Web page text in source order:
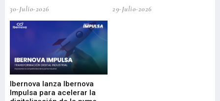
30-Julio-2026
29-Julio-2026
Ibernova lanza Ibernova
Impulsa para acelerar la